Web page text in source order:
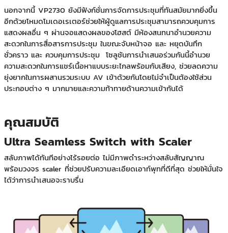
นอกจากนี้ VP2730 ยังมีฟังก์ชั่นการจัดการประชุมที่ทันสมัยมากยิ่งขึ้น
อีกด้วยโหมดโมเดอเรเตอร์ช่วยให้ผู้ดูแลการประชุมสามารถควบคุมการ
แสดงผลอื่น ๆ ผ่านจอแสดงผลของโฮสต์ มีห้องสนทนาอำนวยความ
สะดวกในการสื่อสารการประชุม ในขณะจับหน้าจอ และ หยุดบันทึก
ชั่วคราว และ ควบคุมการประชุม โซลูชันการนำเสนอร่วมกันนี้อำนวย
ความสะดวกในการแชร์เนื้อหาแบบระยะไกลพร้อมกับเสียง, ช่วยลดความ
ยุ่งยากในการผสานรวมระบบ AV เข้าด้วยกันโดยไม่จำเป็นต้องใช้ส่วน
ประกอบต่าง ๆ มากมายและความท้าทายด้านความเข้ากันได้
คุณสมบัติ
Ultra Seamless Switch with Scaler
สลับภาพได้ทันทีอย่างไร้รอยต่อ ไม่มีภาพดำระหว่างสลับสัญญาณ
พร้อมวงจร scaler ที่ช่วยปรับความละเอียดเอาท์พุทที่ดีที่สุด ช่วยให้มั่นใจ
ได้ว่าการนำเสนอจะราบรื่น